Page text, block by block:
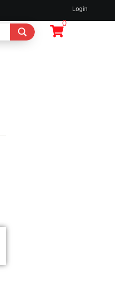
Login
0